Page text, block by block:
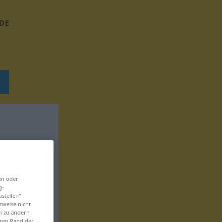
DE
oder
nicht
zu ändern